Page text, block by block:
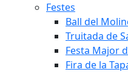
Festes
Ball del
Truitada de
Festa Major
Fira de la